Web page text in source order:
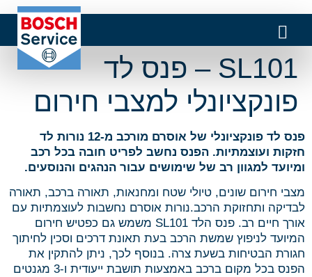
SL101 – פנס לד
פונקציונלי למצבי חירום
פנס לד פונקציונלי של אוסרם מורכב מ-12 נורות לד
חזקות ועוצמתיות. הפנס נחשב לפריט חובה בכל רכב
ומיועד למגוון רב של שימושים עבור הנהגים והנוסעים.
מצבי חירום שונים, טיולי שטח ומחנאות, תאורה ברכב, תאורה
לבדיקה ותחזוקת הרכב.נורות אוסרם נחשבות לעוצמתיות עם
אורך חיים רב. פנס הלד SL101 משמש גם כפטיש חירום
המיועד לניפוץ שמשת הרכב בעת תאונת דרכים וסכין לחיתוך
חגורת הבטיחות בשעת צרה. בנוסף לכך, ניתן להתקין את
הפנס בכל מקום ברכב באמצעות תושבת ייעודית ו-3 מגנטים